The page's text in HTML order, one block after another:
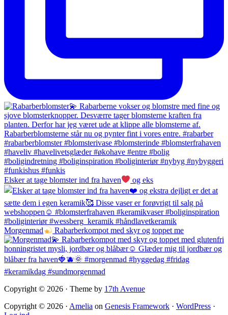
Elsker at tage blomster ind fra haven og eks
Morgenmad Rabarberkompot med skyr og toppet me
Copyright © 2026 · Theme by 17th Avenue
Copyright © 2026 · Amelia on Genesis Framework · WordPress ·